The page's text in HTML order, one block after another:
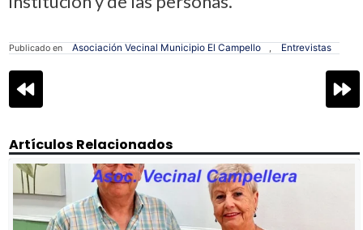
Publicado en Asociación Vecinal Municipio El Campello , Entrevistas
Navegación
de
Artículos Relacionados